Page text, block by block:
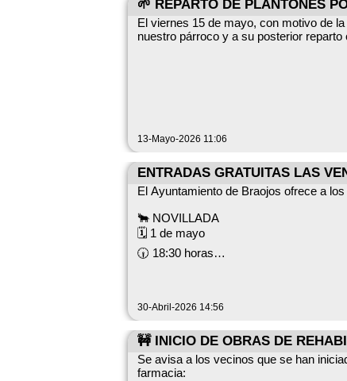
🌱 REPARTO DE PLANTONES
El viernes 15 de mayo, con motivo de
nuestro párroco y a su posterior
13-Mayo-2026 11:06
ENTRADAS GRATUITAS LAS
El Ayuntamiento de Braojos ofrece a
🐂 NOVILLADA
🗓️ 1 de mayo
🕡 18:30 horas
🕡 18:30 horas
🚌 Importante. Para la corrida del día 2
⚠️ ¡Aún queda entradas disponibles!
30-Abril-2026 14:56
🚧 INICIO DE OBRAS DE
Se avisa a los vecinos que se han
farmacia: